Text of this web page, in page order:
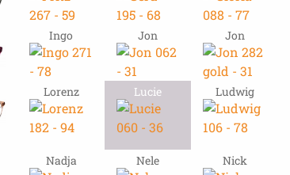
Ingo Jon Jon
Lorenz Lucie Ludwig
Nadja Nele Nick